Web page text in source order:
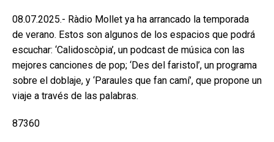
08.07.2025.- Ràdio Mollet ya ha arrancado la temporada
de verano. Estos son algunos de los espacios que podrá
escuchar: ‘Calidoscòpia’, un podcast de música con las
mejores canciones de pop; ‘Des del faristol’, un programa
sobre el doblaje, y ‘Paraules que fan camí’, que propone un
viaje a través de las palabras.
87360